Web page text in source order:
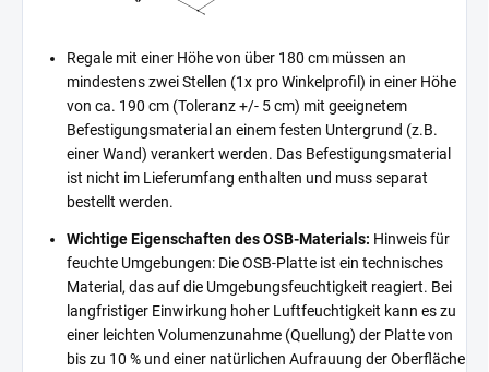
Regale mit einer Höhe von über 180 cm müssen an
mindestens zwei Stellen (1x pro Winkelprofil) in einer Höhe
von ca. 190 cm (Toleranz +/- 5 cm) mit geeignetem
Befestigungsmaterial an einem festen Untergrund (z.B.
einer Wand) verankert werden. Das Befestigungsmaterial
ist nicht im Lieferumfang enthalten und muss separat
bestellt werden.
Wichtige Eigenschaften des OSB-Materials: Hinweis für
feuchte Umgebungen: Die OSB-Platte ist ein technisches
Material, das auf die Umgebungsfeuchtigkeit reagiert. Bei
langfristiger Einwirkung hoher Luftfeuchtigkeit kann es zu
einer leichten Volumenzunahme (Quellung) der Platte von
bis zu 10 % und einer natürlichen Aufrauung der Oberfläche